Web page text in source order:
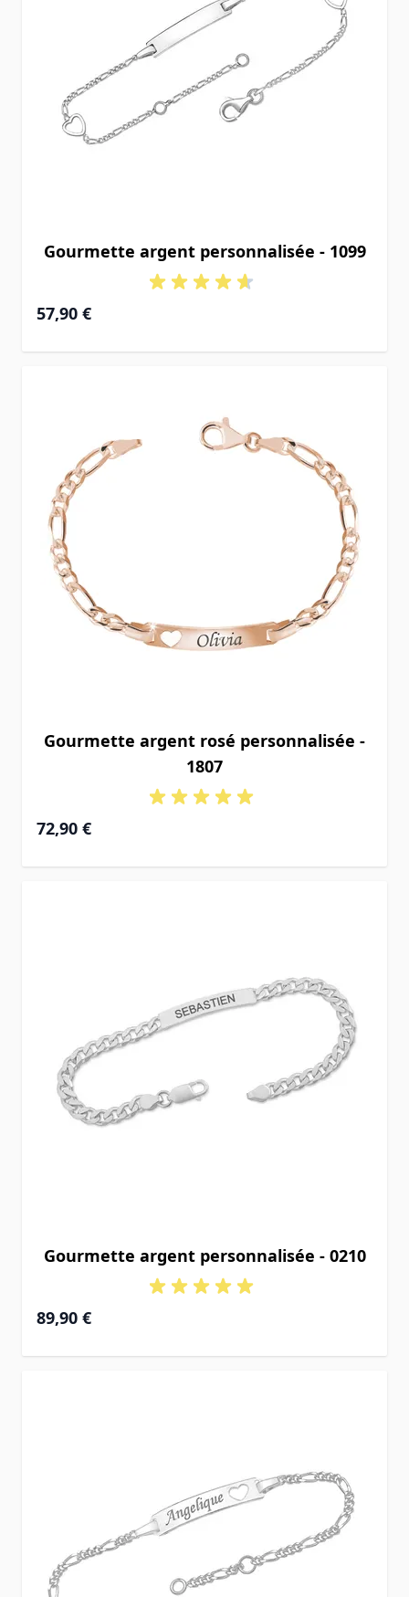
Gourmette argent personnalisée - 1099
À partir de
57,90 €
Gourmette argent rosé personnalisée -
1807
À partir de
72,90 €
Gourmette argent personnalisée - 0210
À partir de
89,90 €